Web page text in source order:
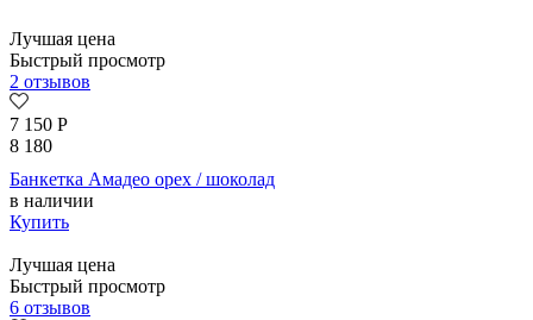
Лучшая цена
Быстрый просмотр
2 отзывов
7 150 Р
8 180
Банкетка Амадео орех / шоколад
в наличии
Купить
Лучшая цена
Быстрый просмотр
6 отзывов